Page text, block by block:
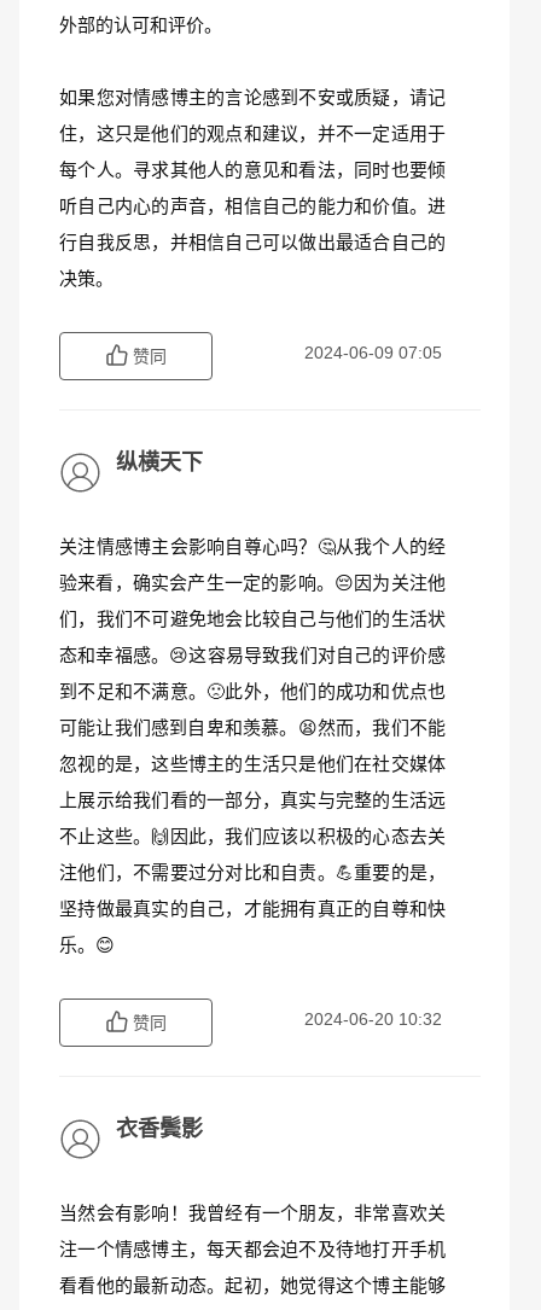
外部的认可和评价。
如果您对情感博主的言论感到不安或质疑，请记
住，这只是他们的观点和建议，并不一定适用于
每个人。寻求其他人的意见和看法，同时也要倾
听自己内心的声音，相信自己的能力和价值。进
行自我反思，并相信自己可以做出最适合自己的
决策。
赞同 2024-06-09 07:05
纵横天下
关注情感博主会影响自尊心吗？🤔从我个人的经
验来看，确实会产生一定的影响。😔因为关注他
们，我们不可避免地会比较自己与他们的生活状
态和幸福感。😢这容易导致我们对自己的评价感
到不足和不满意。🙁此外，他们的成功和优点也
可能让我们感到自卑和羡慕。😫然而，我们不能
忽视的是，这些博主的生活只是他们在社交媒体
上展示给我们看的一部分，真实与完整的生活远
不止这些。🙌因此，我们应该以积极的心态去关
注他们，不需要过分对比和自责。💪重要的是，
坚持做最真实的自己，才能拥有真正的自尊和快
乐。😊
赞同 2024-06-20 10:32
衣香鬓影
当然会有影响！我曾经有一个朋友，非常喜欢关
注一个情感博主，每天都会迫不及待地打开手机
看看他的最新动态。起初，她觉得这个博主能够